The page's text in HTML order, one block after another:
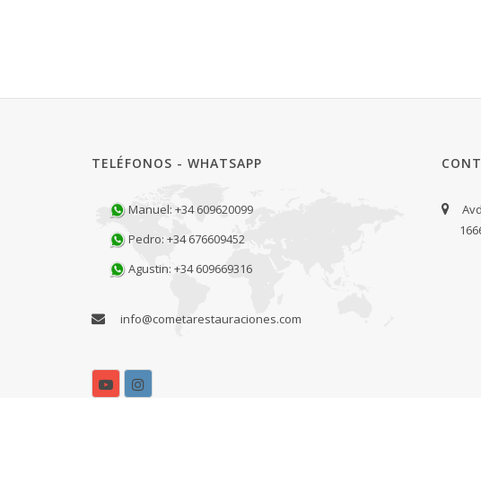
TELÉFONOS - WHATSAPP
Manuel: +34 609620099
Pedro: +34 676609452
Agustin: +34 609669316
info@cometarestauraciones.com